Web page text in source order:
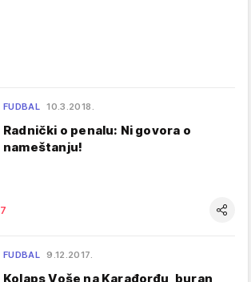
FUDBAL 10.3.2018.
Radnički o penalu: Ni govora o
nameštanju!
7
FUDBAL 9.12.2017.
Kolaps Voše na Karađorđu, buran